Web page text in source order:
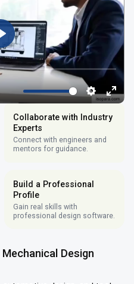
Collaborate with Industry
Experts
Connect with engineers and
mentors for guidance.
Build a Professional
Profile
Gain real skills with
professional design software.
Design